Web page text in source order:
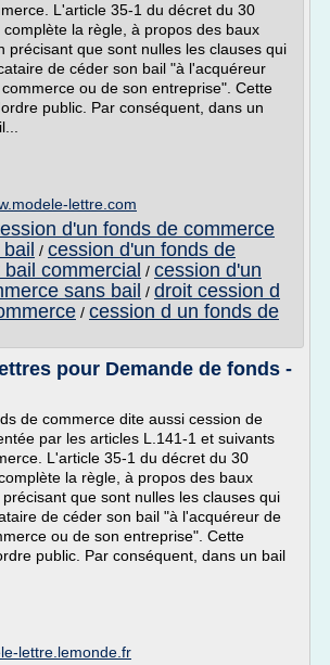
L'article 35-1 du décret du 30
la règle, à propos des baux
précisant que sont nulles les clauses qui
de céder son bail "à l'acquéreur
ou de son entreprise". Cette
public. Par conséquent, dans un
lettre.com
d'un fonds de commerce
/ cession d'un fonds de
commercial / cession d'un
sans bail / droit cession d
/ cession d un fonds de
pour Demande de fonds -
de commerce dite aussi cession de
par les articles L.141-1 et suivants
L'article 35-1 du décret du 30
la règle, à propos des baux
que sont nulles les clauses qui
de céder son bail "à l'acquéreur de
ou de son entreprise". Cette
public. Par conséquent, dans un bail
lettre.lemonde.fr